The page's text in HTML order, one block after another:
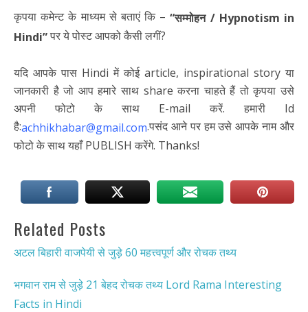
कृपया कमेन्ट के माध्यम से बताएं कि –“सम्मोहन / Hypnotism in
Hindi”पर ये पोस्ट आपको कैसी लगीं?
यदि आपके पास Hindi में कोई article, inspirational story या
जानकारी है जो आप हमारे साथ share करना चाहते हैं तो कृपया उसे
अपनी फोटो के साथ E-mail करें. हमारी Id
है:achhikhabar@gmail.com.पसंद आने पर हम उसे आपके नाम और
फोटो के साथ यहाँ PUBLISH करेंगे. Thanks!
Related Posts
अटल बिहारी वाजपेयी से जुड़े 60 महत्त्वपूर्ण और रोचक तथ्य
भगवान राम से जुड़े 21 बेहद रोचक तथ्य Lord Rama Interesting
Facts in Hindi